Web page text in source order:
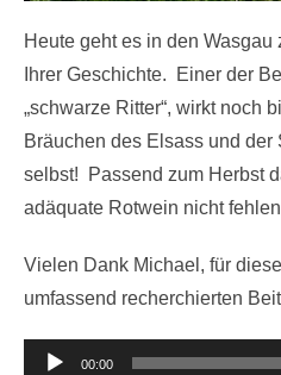
Heute geht es in den
Ihrer Geschichte. Einer der
„schwarze Ritter“, wirkt noch
Bräuchen des Elsass und
selbst! Passend zum Herbst
adäquate Rotwein nicht
Vielen Dank Michael, für
umfassend recherchierten
Audio-
00:00